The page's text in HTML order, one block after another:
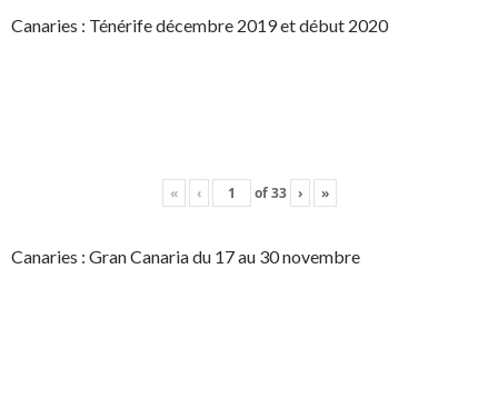
Canaries : Ténérife décembre 2019 et début 2020
« ‹ of33 › »
Canaries : Gran Canaria du 17 au 30 novembre